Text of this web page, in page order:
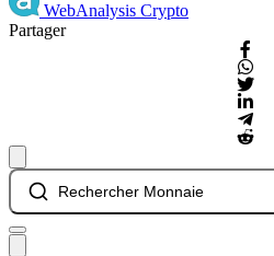
WebAnalysis Crypto
Partager
Rechercher Monnaie